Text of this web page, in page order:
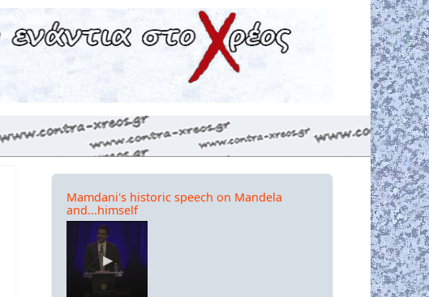
Mamdani's historic speech on Mandela
and...himself